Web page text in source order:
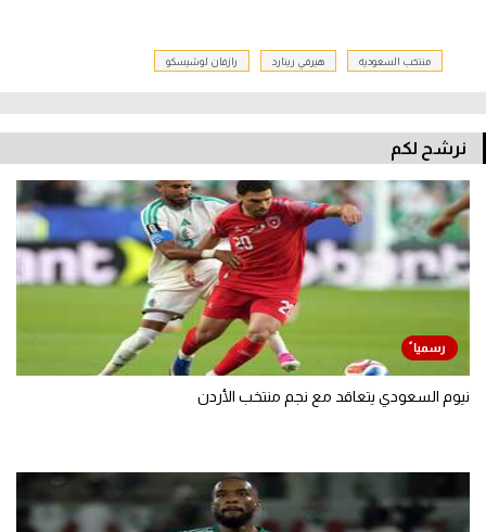
منتخب السعودية هيرفي رينارد رازفان لوشيسكو
نرشح لكم
نيوم السعودي يتعاقد مع نجم منتخب الأردن